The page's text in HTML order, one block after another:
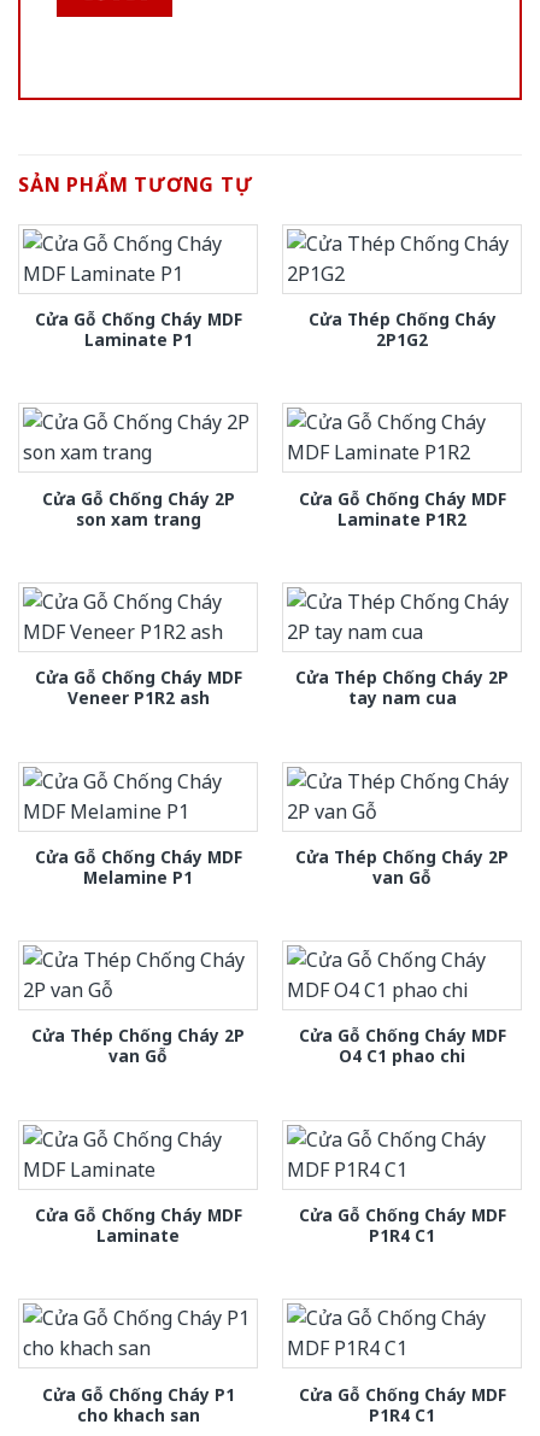
SẢN PHẨM TƯƠNG TỰ
Cửa Gỗ Chống Cháy MDF
Laminate P1
Cửa Thép Chống Cháy
2P1G2
Cửa Gỗ Chống Cháy 2P
son xam trang
Cửa Gỗ Chống Cháy MDF
Laminate P1R2
Cửa Gỗ Chống Cháy MDF
Veneer P1R2 ash
Cửa Thép Chống Cháy 2P
tay nam cua
Cửa Gỗ Chống Cháy MDF
Melamine P1
Cửa Thép Chống Cháy 2P
van Gỗ
Cửa Thép Chống Cháy 2P
van Gỗ
Cửa Gỗ Chống Cháy MDF
O4 C1 phao chi
Cửa Gỗ Chống Cháy MDF
Laminate
Cửa Gỗ Chống Cháy MDF
P1R4 C1
Cửa Gỗ Chống Cháy P1
cho khach san
Cửa Gỗ Chống Cháy MDF
P1R4 C1